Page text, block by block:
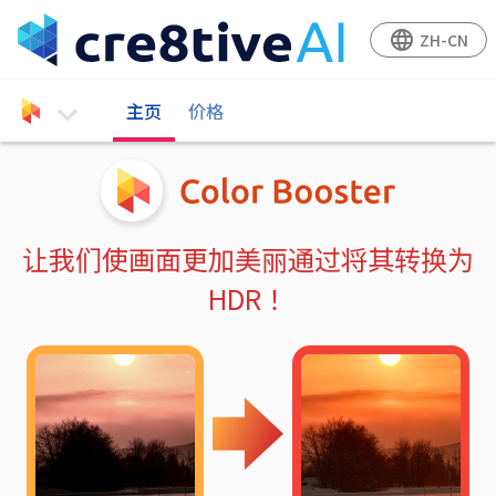
language ZH-CN
主页 价格
让我们使画面更加美丽通过将其转换为
HDR！